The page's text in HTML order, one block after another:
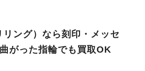
ング）なら刻印・メッセ
がった指輪でも買取OK